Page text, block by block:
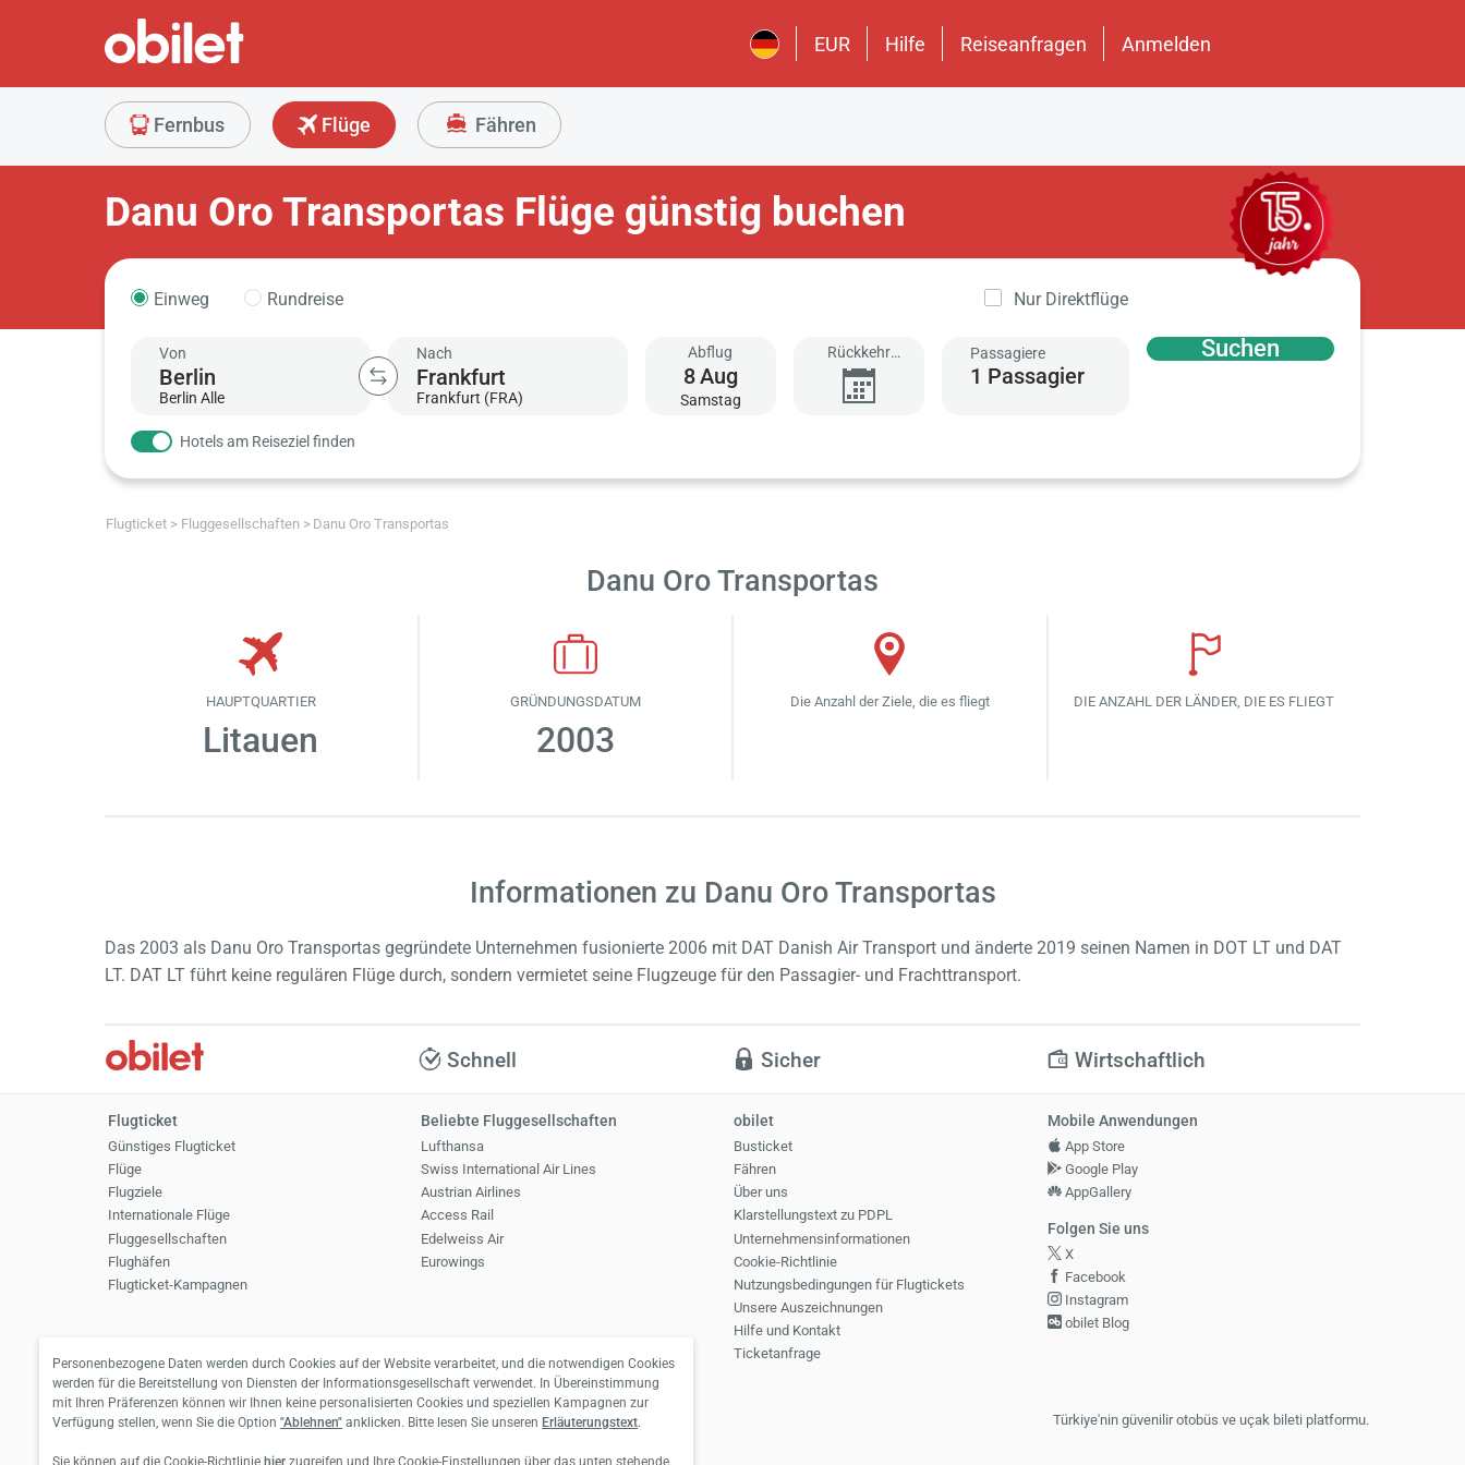
EUR Hilfe Reiseanfragen Anmelden
Fernbus Flüge Fähren
Danu Oro Transportas Flüge günstig buchen
Einweg Rundreise Nur Direktflüge
Von
Berlin Alle
Nach
Frankfurt (FRA)
Abflug
8Aug
Samstag
Rückkehr
hinzufügen
Passagiere
1 Passagier
Suchen
Hotels am Reiseziel finden
Flugticket Fluggesellschaften Danu Oro Transportas
Danu Oro Transportas
HAUPTQUARTIER
Litauen
GRÜNDUNGSDATUM
2003
Die Anzahl der Ziele, die es fliegt DIE ANZAHL DER LÄNDER, DIE ES FLIEGT
Informationen zu Danu Oro Transportas
Das 2003 als Danu Oro Transportas gegründete Unternehmen fusionierte 2006 mit DAT Danish Air Transport und änderte 2019 seinen Namen in DOT LT und DAT
LT. DAT LT führt keine regulären Flüge durch, sondern vermietet seine Flugzeuge für den Passagier- und Frachttransport.
Schnell Sicher Wirtschaftlich
Flugticket
Günstiges Flugticket
Flüge
Flugziele
Internationale Flüge
Fluggesellschaften
Flughäfen
Flugticket-Kampagnen
Beliebte Fluggesellschaften
Lufthansa
Swiss International Air Lines
Austrian Airlines
Access Rail
Edelweiss Air
Eurowings
obilet
Busticket
Fähren
Über uns
Klarstellungstext zu PDPL
Unternehmensinformationen
Cookie-Richtlinie
Nutzungsbedingungen für Flugtickets
Unsere Auszeichnungen
Hilfe und Kontakt
Ticketanfrage
Mobile Anwendungen
App Store
Google Play
AppGallery
Folgen Sie uns
X
Facebook
Instagram
obilet Blog
Türkiye'nin güvenilir otobüs ve uçak bileti platformu.
Personenbezogene Daten werden durch Cookies auf der Website verarbeitet, und die notwendigen Cookies
werden für die Bereitstellung von Diensten der Informationsgesellschaft verwendet. In Übereinstimmung
mit Ihren Präferenzen können wir Ihnen keine personalisierten Cookies und speziellen Kampagnen zur
Verfügung stellen, wenn Sie die Option "Ablehnen" anklicken. Bitte lesen Sie unseren Erläuterungstext.
Sie können auf die Cookie-Richtlinie hier zugreifen und Ihre Cookie-Einstellungen über das unten stehende